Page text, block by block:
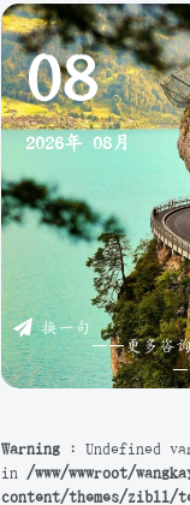
08
2026年 08月
换一句
——更多咨询
Warning
: Undefined
in /www/wwwroot/
content/themes/zibll/